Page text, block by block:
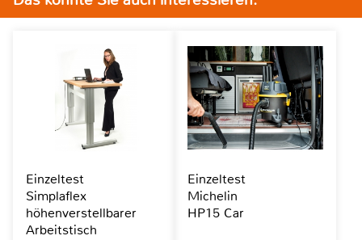
Einzeltest
Simplaflex
höhenverstellbarer
Arbeitstisch
Einzeltest
Michelin
HP15 Car